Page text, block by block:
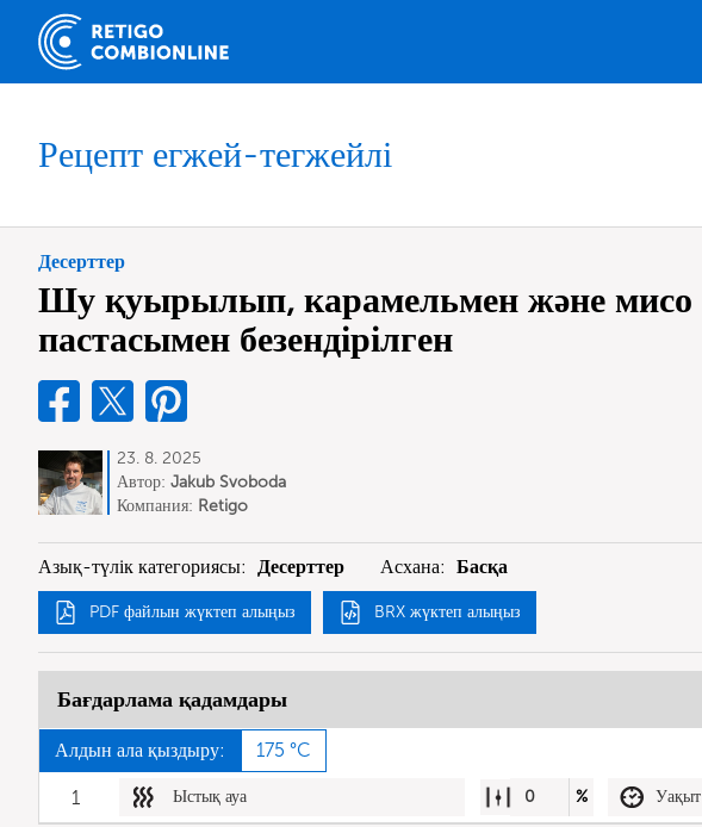
Рецепт егжей-тегжейлі
Десерттер
Шу қуырылып, карамельмен және мисо
пастасымен безендірілген
23. 8. 2025
Автор: Jakub Svoboda
Компания: Retigo
Азық-түлік категориясы: Десерттер Асхана: Басқа
PDF файлын жүктеп алыңыз BRX жүктеп алыңыз
Бағдарлама қадамдары
Алдын ала қыздыру: 175 °C
1 Ыстық ауа 0 % Уақыт